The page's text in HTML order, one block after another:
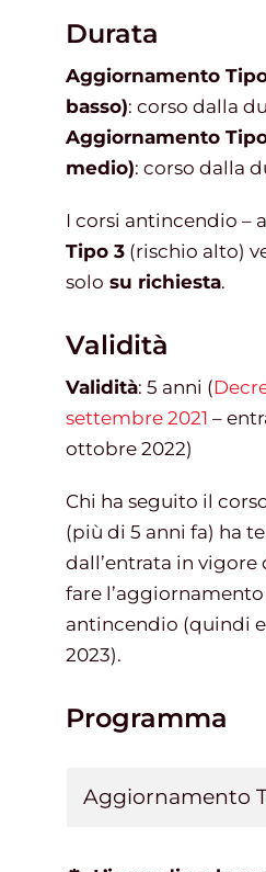
Durata
Aggiornamento
basso): corso dalla
Aggiornamento
medio): corso dalla
I corsi antincendio –
Tipo 3(rischio alto)
solo su richiesta.
Validità
Validità: 5 anni (
settembre 2021 –
ottobre 2022)
Chi ha seguito il
(più di 5 anni fa) ha
dall’entrata in
fare
antincendio (quindi
2023).
Programma
Aggiornamento